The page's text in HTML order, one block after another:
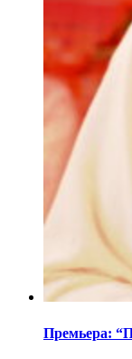
Премьера: